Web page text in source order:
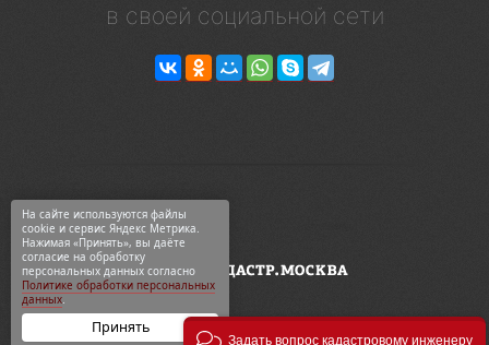
в своей социальной сети
На сайте используются файлы
cookie и сервис Яндекс Метрика.
Нажимая «Принять», вы даёте
согласие на обработку
персональных данных согласно
Политике обработки персональных
данных.
Принять
Задать вопрос кадастровому инженеру